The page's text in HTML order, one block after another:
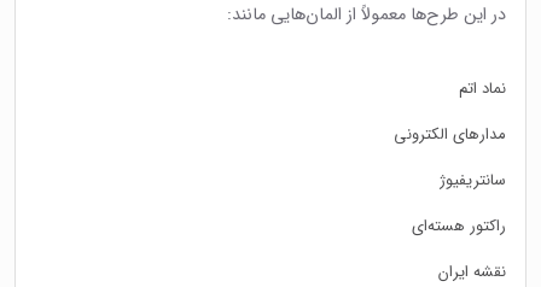
در این طرح‌ها معمولاً از المان‌هایی مانند:
نماد اتم
مدارهای الکترونی
سانتریفیوژ
راکتور هسته‌ای
نقشه ایران